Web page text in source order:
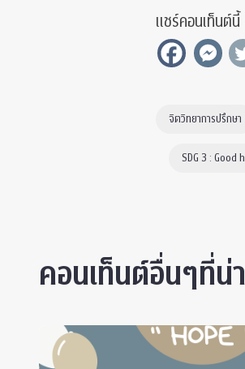
แชร์คอนเท็นต์นี้
จิตวิทยาการปรึกษา
SDG 3 :
คอนเท็นต์อื่นๆที่น่